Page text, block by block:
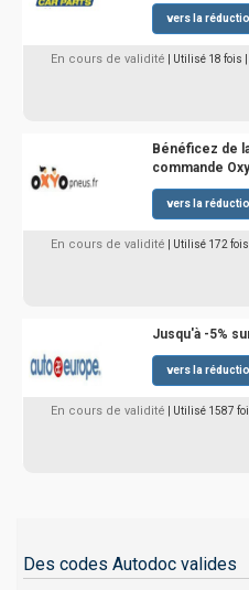
vers la
En cours de validité | Utilisé 18 fois
Bénéficez de
commande
vers la
En cours de validité | Utilisé 172 fois
Jusqu'à -5%
vers la
En cours de validité | Utilisé 1587
Des codes Autodoc valides